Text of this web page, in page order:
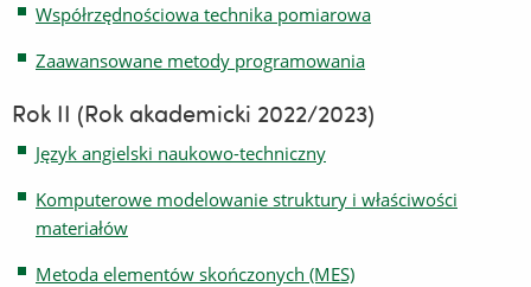
Współrzędnościowa technika pomiarowa
Zaawansowane metody programowania
Rok II (Rok akademicki 2022/2023)
Język angielski naukowo-techniczny
Komputerowe modelowanie struktury i właściwości
materiałów
Metoda elementów skończonych (MES)